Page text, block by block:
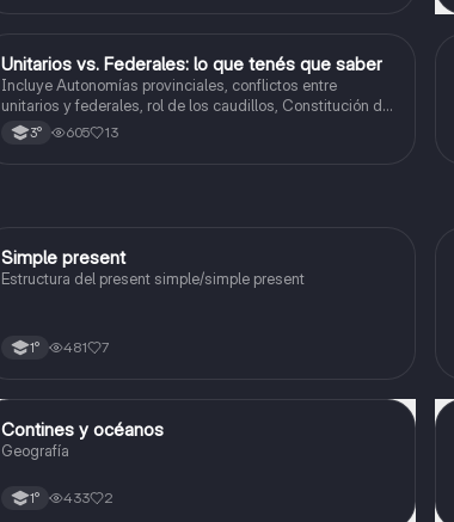
Historia
Unitarios vs. Federales: lo que tenés que saber
Incluye Autonomías provinciales, conflictos entre
unitarios y federales, rol de los caudillos, Constitución de
1826, figura de Dorrego y hegemonía de Rosas, resumen,
comparaciones y línea del tiempo.
3° 605 13
Inglés
Simple present
Estructura del present simple/simple present
1° 481 7
Geografía
Contines y océanos
Geografía
1° 433 2